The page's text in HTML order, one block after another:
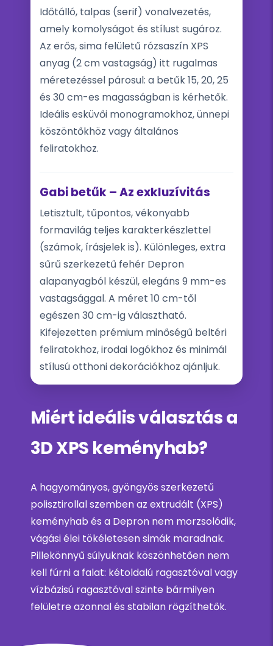
Időtálló, talpas (serif) vonalvezetés,
amely komolyságot és stílust sugároz.
Az erős, sima felületű rózsaszín XPS
anyag (2 cm vastagság) itt rugalmas
méretezéssel párosul: a betűk 15, 20, 25
és 30 cm-es magasságban is kérhetők.
Ideális esküvői monogramokhoz, ünnepi
köszöntőkhöz vagy általános
feliratokhoz.
Gabi betűk – Az exkluzívitás
Letisztult, tűpontos, vékonyabb
formavilág teljes karakterkészlettel
(számok, írásjelek is). Különleges, extra
sűrű szerkezetű fehér Depron
alapanyagból készül, elegáns 9 mm-es
vastagsággal. A méret 10 cm-től
egészen 30 cm-ig választható.
Kifejezetten prémium minőségű beltéri
feliratokhoz, irodai logókhoz és minimál
stílusú otthoni dekorációkhoz ajánljuk.
Miért ideális választás a
3D XPS keményhab?
A hagyományos, gyöngyös szerkezetű
polisztirollal szemben az extrudált (XPS)
keményhab és a Depron nem morzsolódik,
vágási élei tökéletesen simák maradnak.
Pillekönnyű súlyuknak köszönhetően nem
kell fúrni a falat: kétoldalú ragasztóval vagy
vízbázisú ragasztóval szinte bármilyen
felületre azonnal és stabilan rögzíthetők.